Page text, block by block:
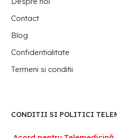
Contact
Blog
Confidentialitate
Termeni si conditii
CONDITII SI POLITICI